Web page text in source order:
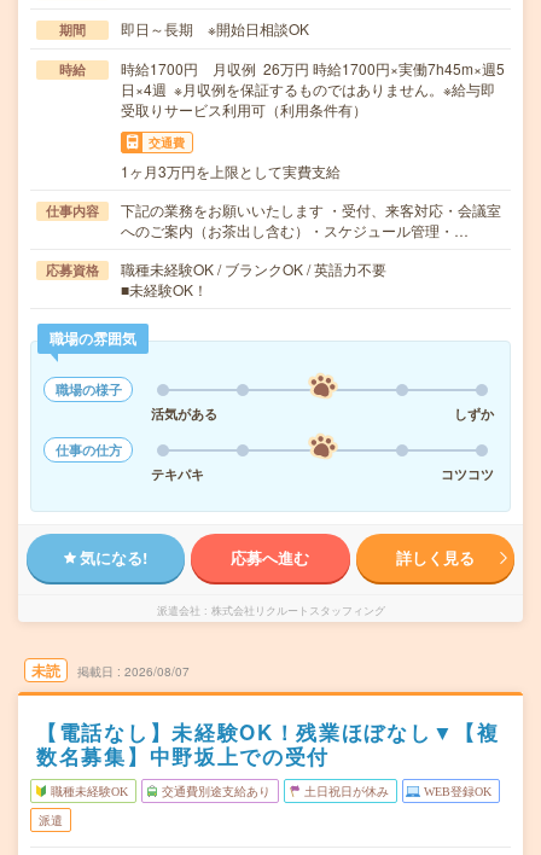
期間 即日～長期 ※開始日相談OK
時給
時給1700円 月収例 26万円 時給1700円×実働7h45m×週5
日×4週 ※月収例を保証するものではありません。※給与即
受取りサービス利用可（利用条件有）
交通費
1ヶ月3万円を上限として実費支給
仕事内容
下記の業務をお願いいたします ・受付、来客対応・会議室
へのご案内（お茶出し含む）・スケジュール管理・…
応募資格
職種未経験OK / ブランクOK / 英語力不要
■未経験OK！
職場の雰囲気
職場の様子
活気がある
しずか
仕事の仕方
テキパキ
コツコツ
気になる! 応募へ進む 詳しく見る
派遣会社 株式会社リクルートスタッフィング
未読 掲載日 2026/08/07
【電話なし】未経験OK！残業ほぼなし▼【複
数名募集】中野坂上での受付
職種未経験OK 交通費別途支給あり 土日祝日が休み WEB登録OK
派遣